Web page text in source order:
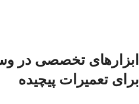
ابزارهای تخصصی در
برای تعمیرات پیچیده